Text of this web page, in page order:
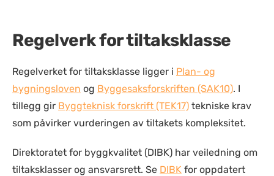
Regelverk for tiltaksklasse
Regelverket for tiltaksklasse ligger i Plan- og
bygningsloven og Byggesaksforskriften (SAK10). I
tillegg gir Byggteknisk forskrift (TEK17) tekniske krav
som påvirker vurderingen av tiltakets kompleksitet.
Direktoratet for byggkvalitet (DIBK) har veiledning om
tiltaksklasser og ansvarsrett. Se DIBK for oppdatert